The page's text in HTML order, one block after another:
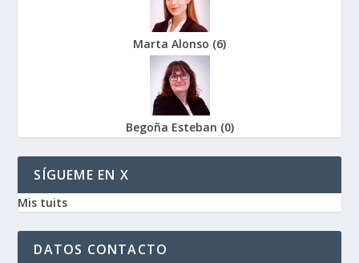
Marta Alonso (6)
Begoña Esteban (0)
SÍGUEME EN X
Mis tuits
DATOS CONTACTO